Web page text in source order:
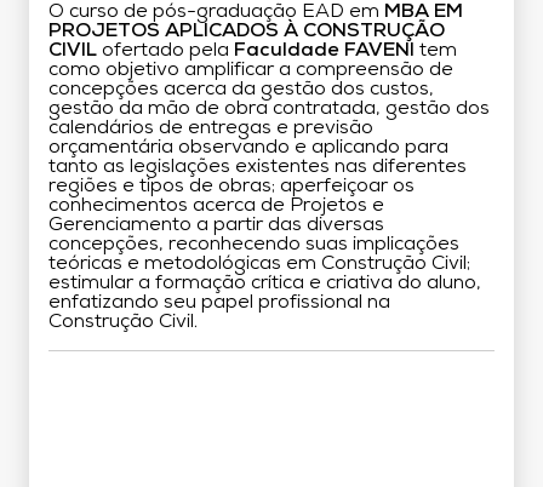
O curso de pós-graduação EAD em MBA EM
PROJETOS APLICADOS À CONSTRUÇÃO
CIVIL ofertado pela Faculdade FAVENI
tem
como objetivo amplificar a compreensão de
concepções acerca da gestão dos custos,
gestão da mão de obra contratada, gestão dos
calendários de entregas e previsão
orçamentária observando e aplicando para
tanto as legislações existentes nas diferentes
regiões e tipos de obras; aperfeiçoar os
conhecimentos acerca de Projetos e
Gerenciamento a partir das diversas
concepções, reconhecendo suas implicações
teóricas e metodológicas em Construção Civil;
estimular a formação crítica e criativa do aluno,
enfatizando seu papel profissional na
Construção Civil.